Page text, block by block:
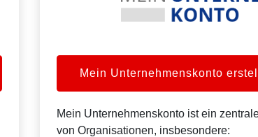
Mein Unternehmenskonto
Mein Unternehmenskonto ist ein
von Organisationen, insbesondere: